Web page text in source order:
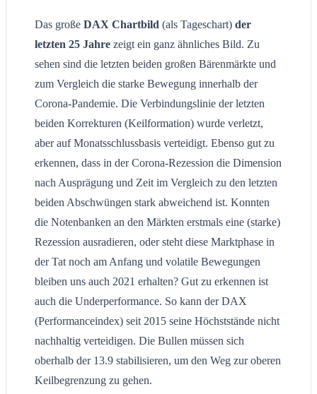
Das große DAX Chartbild (als Tageschart) der
letzten 25 Jahre zeigt ein ganz ähnliches Bild. Zu
sehen sind die letzten beiden großen Bärenmärkte und
zum Vergleich die starke Bewegung innerhalb der
Corona-Pandemie. Die Verbindungslinie der letzten
beiden Korrekturen (Keilformation) wurde verletzt,
aber auf Monatsschlussbasis verteidigt. Ebenso gut zu
erkennen, dass in der Corona-Rezession die Dimension
nach Ausprägung und Zeit im Vergleich zu den letzten
beiden Abschwüngen stark abweichend ist. Konnten
die Notenbanken an den Märkten erstmals eine (starke)
Rezession ausradieren, oder steht diese Marktphase in
der Tat noch am Anfang und volatile Bewegungen
bleiben uns auch 2021 erhalten? Gut zu erkennen ist
auch die Underperformance. So kann der DAX
(Performanceindex) seit 2015 seine Höchststände nicht
nachhaltig verteidigen. Die Bullen müssen sich
oberhalb der 13.9 stabilisieren, um den Weg zur oberen
Keilbegrenzung zu gehen.